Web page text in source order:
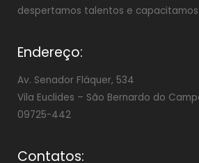
despertamos talentos e capacitamos
Endereço:
Av. Senador Fláquer, 534
Vila Euclides – São Bernardo do
09725-442
Contatos: